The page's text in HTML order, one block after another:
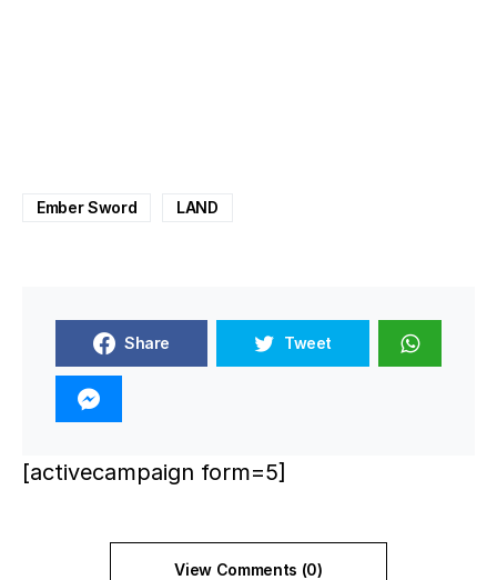
Ember Sword LAND
Share Tweet
[activecampaign form=5]
View Comments (0)